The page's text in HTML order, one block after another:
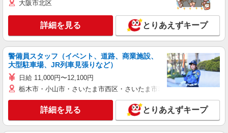
大阪市北区
詳細を見る とりあえずキープ
警備員スタッフ（イベント、道路、商業施設、
大型駐車場、JR列車見張りなど）
日給 11,000円〜12,100円
栃木市・小山市・さいたま市西区・さいたま市岩槻区・久喜市・蓮田
詳細を見る とりあえずキープ